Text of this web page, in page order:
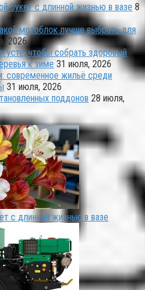
букет с длинной жизнью в вазе 8
мотоблок лучше выбрать для
2026
чтобы собрать здоровый
к зиме 31 июля, 2026
современное жильё среди
31 июля, 2026
поддонов 28 июля,
с длинной жизнью в вазе